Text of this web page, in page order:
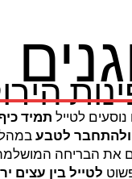
לטייל תמיד
לטבע
הבריחה המושלמת
לטייל בין עצים